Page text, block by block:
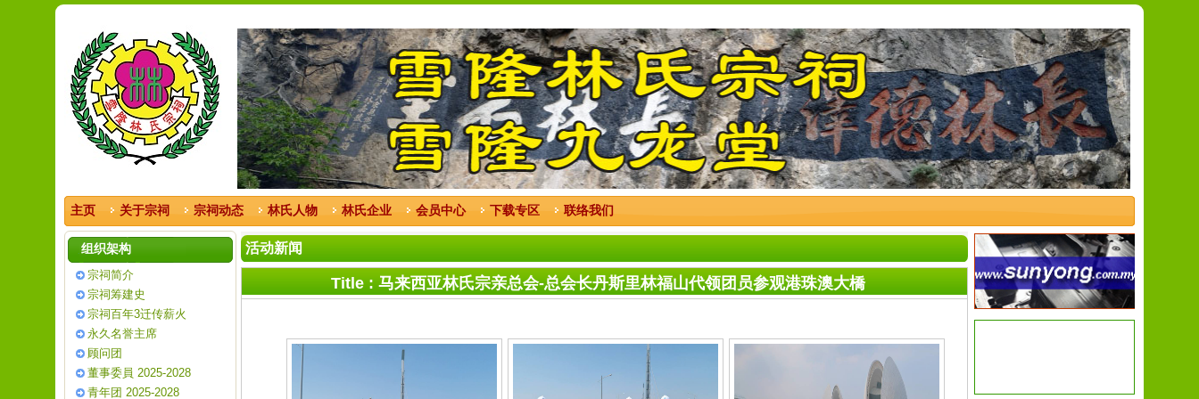
主页 关于宗祠 宗祠动态 林氏人物 林氏企业 会员中心 下载专区 联络我们
组织架构
宗祠简介
宗祠筹建史
宗祠百年3迁传薪火
永久名誉主席
顾问团
董事委員 2025-2028
青年团 2025-2028
活动新闻
Title : 马来西亚林氏宗亲总会-总会长丹斯里林福山代领团员参观港珠澳大橋